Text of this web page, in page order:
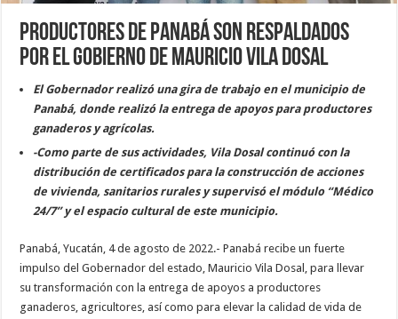
Productores de Panabá son respaldados
por el Gobierno de Mauricio Vila Dosal
El Gobernador realizó una gira de trabajo en el municipio de
Panabá, donde realizó la entrega de apoyos para productores
ganaderos y agrícolas.
-Como parte de sus actividades, Vila Dosal continuó con la
distribución de certificados para la construcción de acciones
de vivienda, sanitarios rurales y supervisó el módulo “Médico
24/7” y el espacio cultural de este municipio.
Panabá, Yucatán, 4 de agosto de 2022.- Panabá recibe un fuerte
impulso del Gobernador del estado, Mauricio Vila Dosal, para llevar
su transformación con la entrega de apoyos a productores
ganaderos, agricultores, así como para elevar la calidad de vida de